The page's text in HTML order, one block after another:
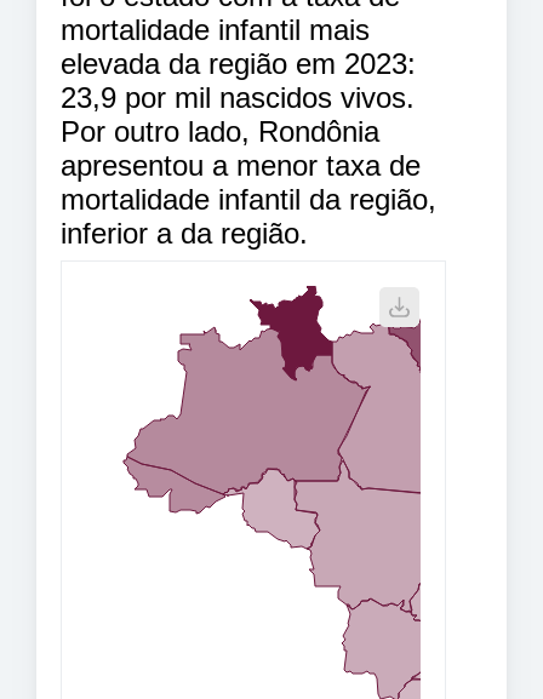
mortalidade infantil mais
elevada da região em 2023:
23,9 por mil nascidos vivos.
Por outro lado, Rondônia
apresentou a menor taxa de
mortalidade infantil da região,
inferior a da região.